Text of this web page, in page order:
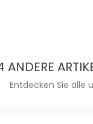
ANDERE
Entdecken Sie alle